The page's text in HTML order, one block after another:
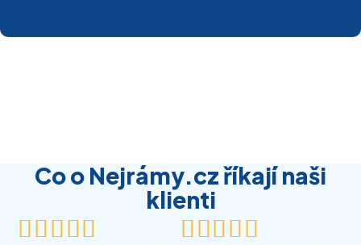
Co o Nejrámy.cz říkají naši
klienti
 